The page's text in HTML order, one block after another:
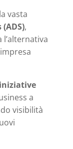
vasta
,
l’alternativa
iniziative
a
visibilità